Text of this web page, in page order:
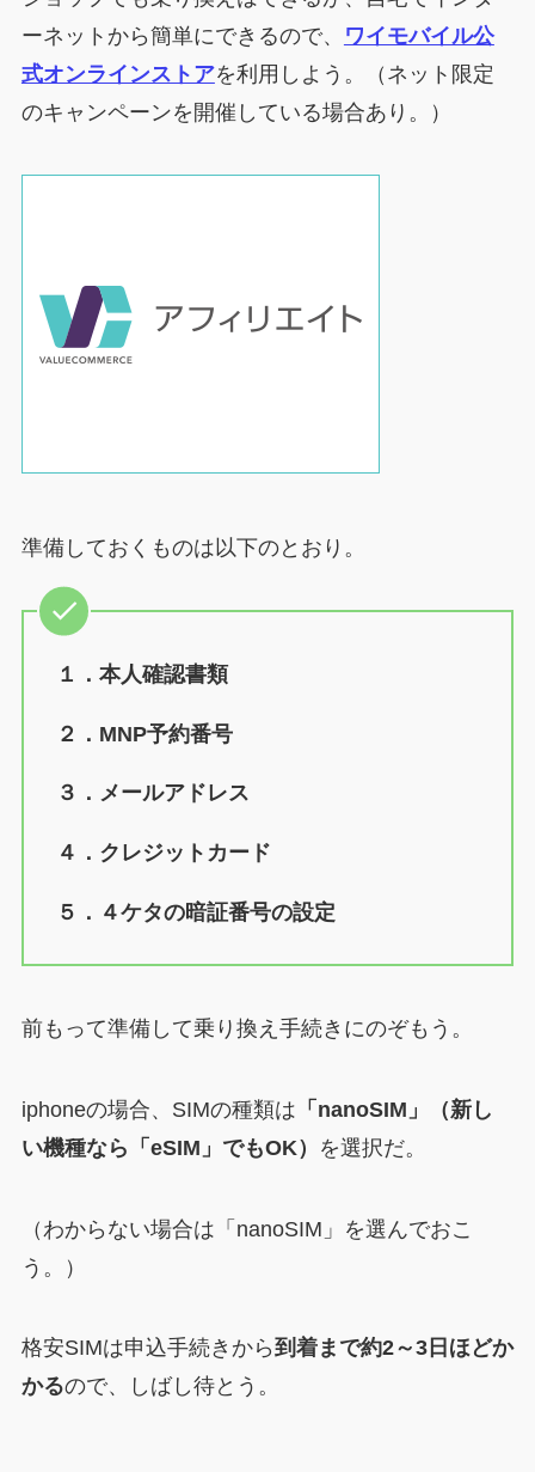
ーネットから簡単にできるので、
ワイモバイル公
式オンラインストアを利用しよう。（ネット限定
のキャンペーンを開催している場合あり。）
準備しておくものは以下のとおり。
１．本人確認書類
２．MNP予約番号
３．メールアドレス
４．クレジットカード
５．４ケタの暗証番号の設定
前もって準備して乗り換え手続きにのぞもう。
iphoneの場合、SIMの種類は 「nanoSIM」
（新し
い機種なら「eSIM」でもOK）
を選択だ。
（わからない場合は「nanoSIM」を選んでおこ
う。）
格安SIMは申込手続きから到着まで約2～3日ほどか
かるので、しばし待とう。